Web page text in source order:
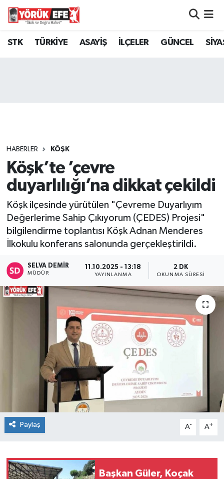
STK TÜRKİYE ASAYİŞ İLÇELER GÜNCEL
HABERLER KÖŞK
Köşk’te ’çevre
duyarlılığı’na dikkat çekildi
Köşk ilçesinde yürütülen "Çevreme Duyarlıyım
Değerlerime Sahip Çıkıyorum (ÇEDES) Projesi"
bilgilendirme toplantısı Köşk Adnan Menderes
İlkokulu konferans salonunda gerçekleştirildi.
SELVA DEMIR
MÜDÜR
11.10.2025 - 13:18
YAYINLANMA
2 DK
OKUNMA SÜRESI
Paylaş A- A+
Başkan Güler, Koçak
Aydın Nöbetçi Eczaneler
Tüm Manşetler
Son Dakika Haberleri
Haber Arşivi